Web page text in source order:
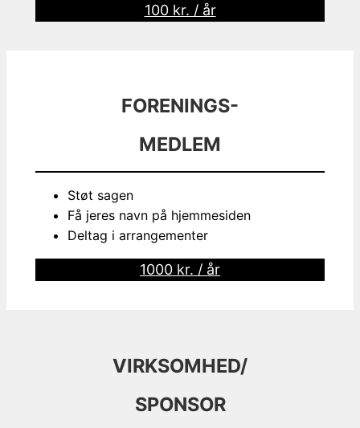
100 kr. / år
FORENINGS-
MEDLEM
Støt sagen
Få jeres navn på hjemmesiden
Deltag i arrangementer
1000 kr. / år
VIRKSOMHED/
SPONSOR